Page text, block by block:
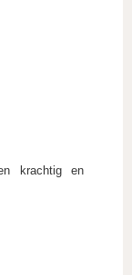
krachtig en